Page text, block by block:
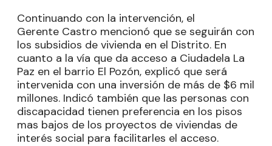
Continuando con la intervención, el
Gerente Castro mencionó que se seguirán con
los subsidios de vivienda en el Distrito. En
cuanto a la vía que da acceso a Ciudadela La
Paz en el barrio El Pozón, explicó que será
intervenida con una inversión de más de $6 mil
millones. Indicó también que las personas con
discapacidad tienen preferencia en los pisos
mas bajos de los proyectos de viviendas de
interés social para facilitarles el acceso.